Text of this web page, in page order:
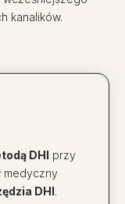
kanalików.
DHI przy
medyczny
DHI.